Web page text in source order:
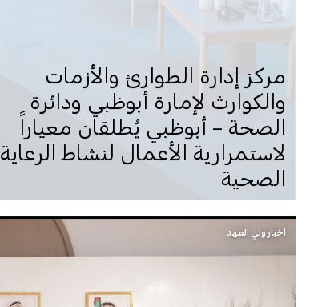
مركز إدارة الطوارئ والأزمات
والكوارث لإمارة أبوظبي ودائرة
الصحة – أبوظبي يُطلقان معياراً
لاستمرارية الأعمال لنشاط الرعاية
الصحية
أخبار ولي العهد